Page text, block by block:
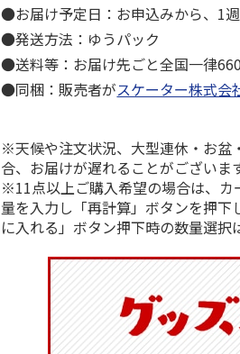
●お届け予定日：お申込みから、1週
●発送方法：ゆうパック
●送料等：お届け先ごと全国一律
●同梱：販売者がスケーター株式会
※天候や注文状況、大型連休・お盆
合、お届けが遅れることがございま
※11点以上ご購入希望の場合は、
量を入力し「再計算」ボタンを押
に入れる」ボタン押下時の数量選択